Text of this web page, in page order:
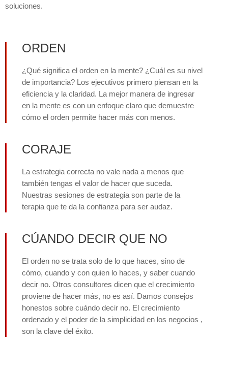
soluciones.
ORDEN
¿Qué significa el orden en la mente? ¿Cuál es su nivel
de importancia? Los ejecutivos primero piensan en la
eficiencia y la claridad. La mejor manera de ingresar
en la mente es con un enfoque claro que demuestre
cómo el orden permite hacer más con menos.
CORAJE
La estrategia correcta no vale nada a menos que
también tengas el valor de hacer que suceda.
Nuestras sesiones de estrategia son parte de la
terapia que te da la confianza para ser audaz.
CÚANDO DECIR QUE NO
El orden no se trata solo de lo que haces, sino de
cómo, cuando y con quien lo haces, y saber cuando
decir no. Otros consultores dicen que el crecimiento
proviene de hacer más, no es así. Damos consejos
honestos sobre cuándo decir no. El crecimiento
ordenado y el poder de la simplicidad en los negocios ,
son la clave del éxito.